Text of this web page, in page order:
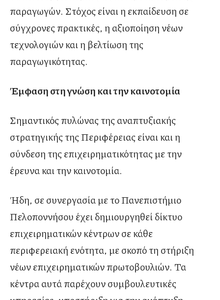
παραγωγών. Στόχος είναι η εκπαίδευση σε
σύγχρονες πρακτικές, η αξιοποίηση νέων
τεχνολογιών και η βελτίωση της
παραγωγικότητας.
Έμφαση στη γνώση και την καινοτομία
Σημαντικός πυλώνας της αναπτυξιακής
στρατηγικής της Περιφέρειας είναι και η
σύνδεση της επιχειρηματικότητας με την
έρευνα και την καινοτομία.
Ήδη, σε συνεργασία με το Πανεπιστήμιο
Πελοποννήσου έχει δημιουργηθεί δίκτυο
επιχειρηματικών κέντρων σε κάθε
περιφερειακή ενότητα, με σκοπό τη στήριξη
νέων επιχειρηματικών πρωτοβουλιών. Τα
κέντρα αυτά παρέχουν συμβουλευτικές